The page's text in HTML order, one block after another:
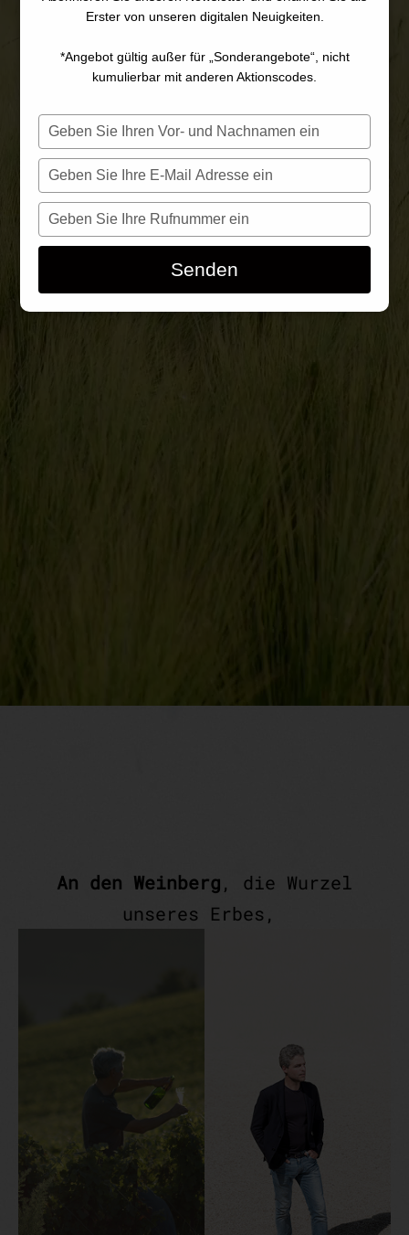
VERGANGENHEIT,
GEGENWART UND
ZUKUNFT
An den Weinberg, die Wurzel
unseres Erbes,
Erster von unseren digitalen Neuigkeiten.
*Angebot gültig außer für „Sonderangebote“, nicht
kumulierbar mit anderen Aktionscodes.
Saisissez
votre
nom
Saisissez
votre
e-
mail
Saisissez
votre
numéro
téléphone
Senden